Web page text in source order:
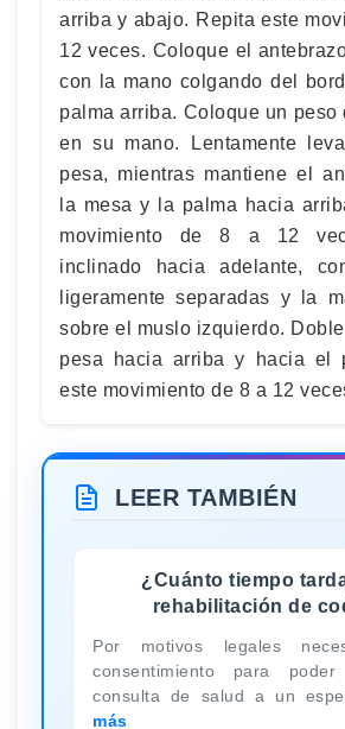
arriba y abajo. Repita este
12 veces. Coloque el
con la mano colgando del
palma arriba. Coloque un peso
en su mano. Lentamente
pesa, mientras mantiene el
la mesa y la palma hacia
movimiento de 8 a 12
inclinado hacia adelante,
ligeramente separadas y la
sobre el muslo izquierdo.
pesa hacia arriba y hacia el
este movimiento de 8 a 12
LEER TAMBIÉN
¿Cuánto tiempo
rehabilitación de
Por motivos legales
consentimiento para
consulta de salud a un
más